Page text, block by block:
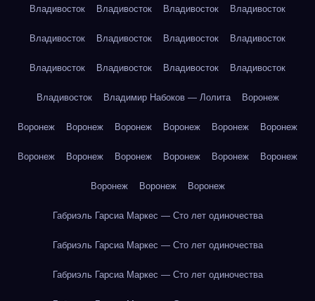
Владивосток Владивосток Владивосток Владивосток
Владивосток Владивосток Владивосток Владивосток
Владивосток Владивосток Владивосток Владивосток
Владивосток Владимир Набоков — Лолита Воронеж
Воронеж Воронеж Воронеж Воронеж Воронеж Воронеж
Воронеж Воронеж Воронеж Воронеж Воронеж Воронеж
Воронеж Воронеж Воронеж
Габриэль Гарсиа Маркес — Сто лет одиночества
Габриэль Гарсиа Маркес — Сто лет одиночества
Габриэль Гарсиа Маркес — Сто лет одиночества